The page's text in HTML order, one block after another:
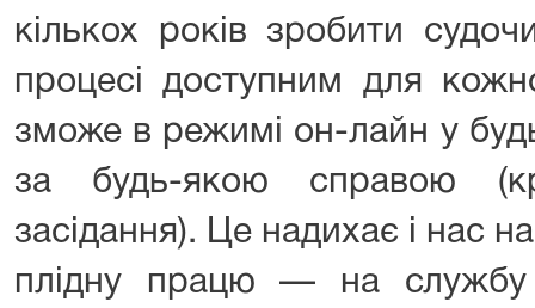
кількох років зробити
процесі доступним для
зможе в режимі он-лайн у
за будь-якою справою
засідання). Це надихає і нас на
плідну працю — на службу